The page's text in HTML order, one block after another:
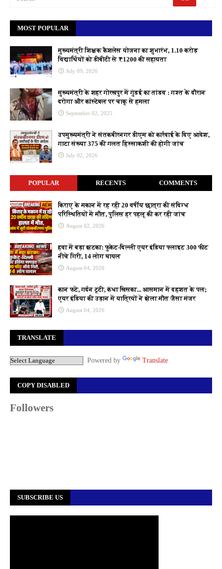
MOST POPULAR
मुख्यमंत्री शिक्षक कैशलेस योजना का शुभारंभ, 1.10 करोड़
विद्यार्थियों को डीबीटी से ₹1200 की सहायता
July 09, 2026
मुख्यमंत्री के शहर गोरखपुर में गुंडई का तांडव : गश्त के दौरान
दरोगा और कांस्टेबल पर चाकू से हमला
September 02, 2025
उपमुख्यमंत्री ने संतकबीरनगर डीएम को कार्रवाई के दिए आदेश,
गाटा संख्या 375 की गलत हिस्साकशी की होगी जांच
July 02, 2026
POPULAR RECENTS COMMENTS
किराए के मकान में रह रही 20 वर्षीय छात्रा की संदिग्ध
परिस्थितियों में मौत, पुलिस हर पहलू की कर रही जांच
August 02, 2026
हवा में बड़ा झटका: फुकेट-दिल्ली एयर इंडिया फ्लाइट 300 फीट
नीचे गिरी, 14 लोग घायल
August 04, 2026
कान फटे, गर्दन टूटी, कंधा खिसका... आसमान में दहशत के पल;
एयर इंडिया की उड़ान में यात्रियों ने झेला मौत जैसा मंजर
August 04, 2026
TRANSLATE
Powered by Translate
COPY DISABLED
Followers
SUBSCRIBE US